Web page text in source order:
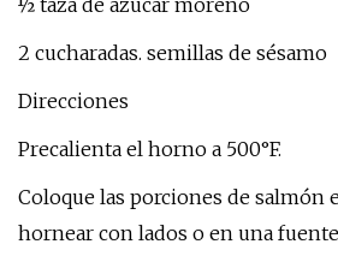
½ taza de azúcar moreno
2 cucharadas. semillas de sésamo
Direcciones
Precalienta el horno a 500°F.
Coloque las porciones de salmón
hornear con lados o en una fuente